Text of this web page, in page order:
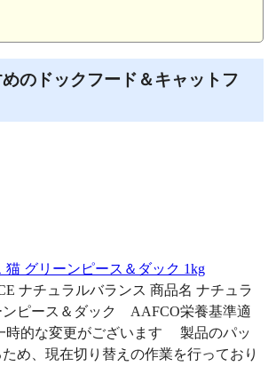
のドックフード＆キャットフ
猫 グリーンピース＆ダック 1kg
ナチュラルバランス 商品名 ナチュラ
ピース＆ダック AAFCO栄養基準適
的な変更がございます 製品のパッ
め、現在切り替えの作業を行っており